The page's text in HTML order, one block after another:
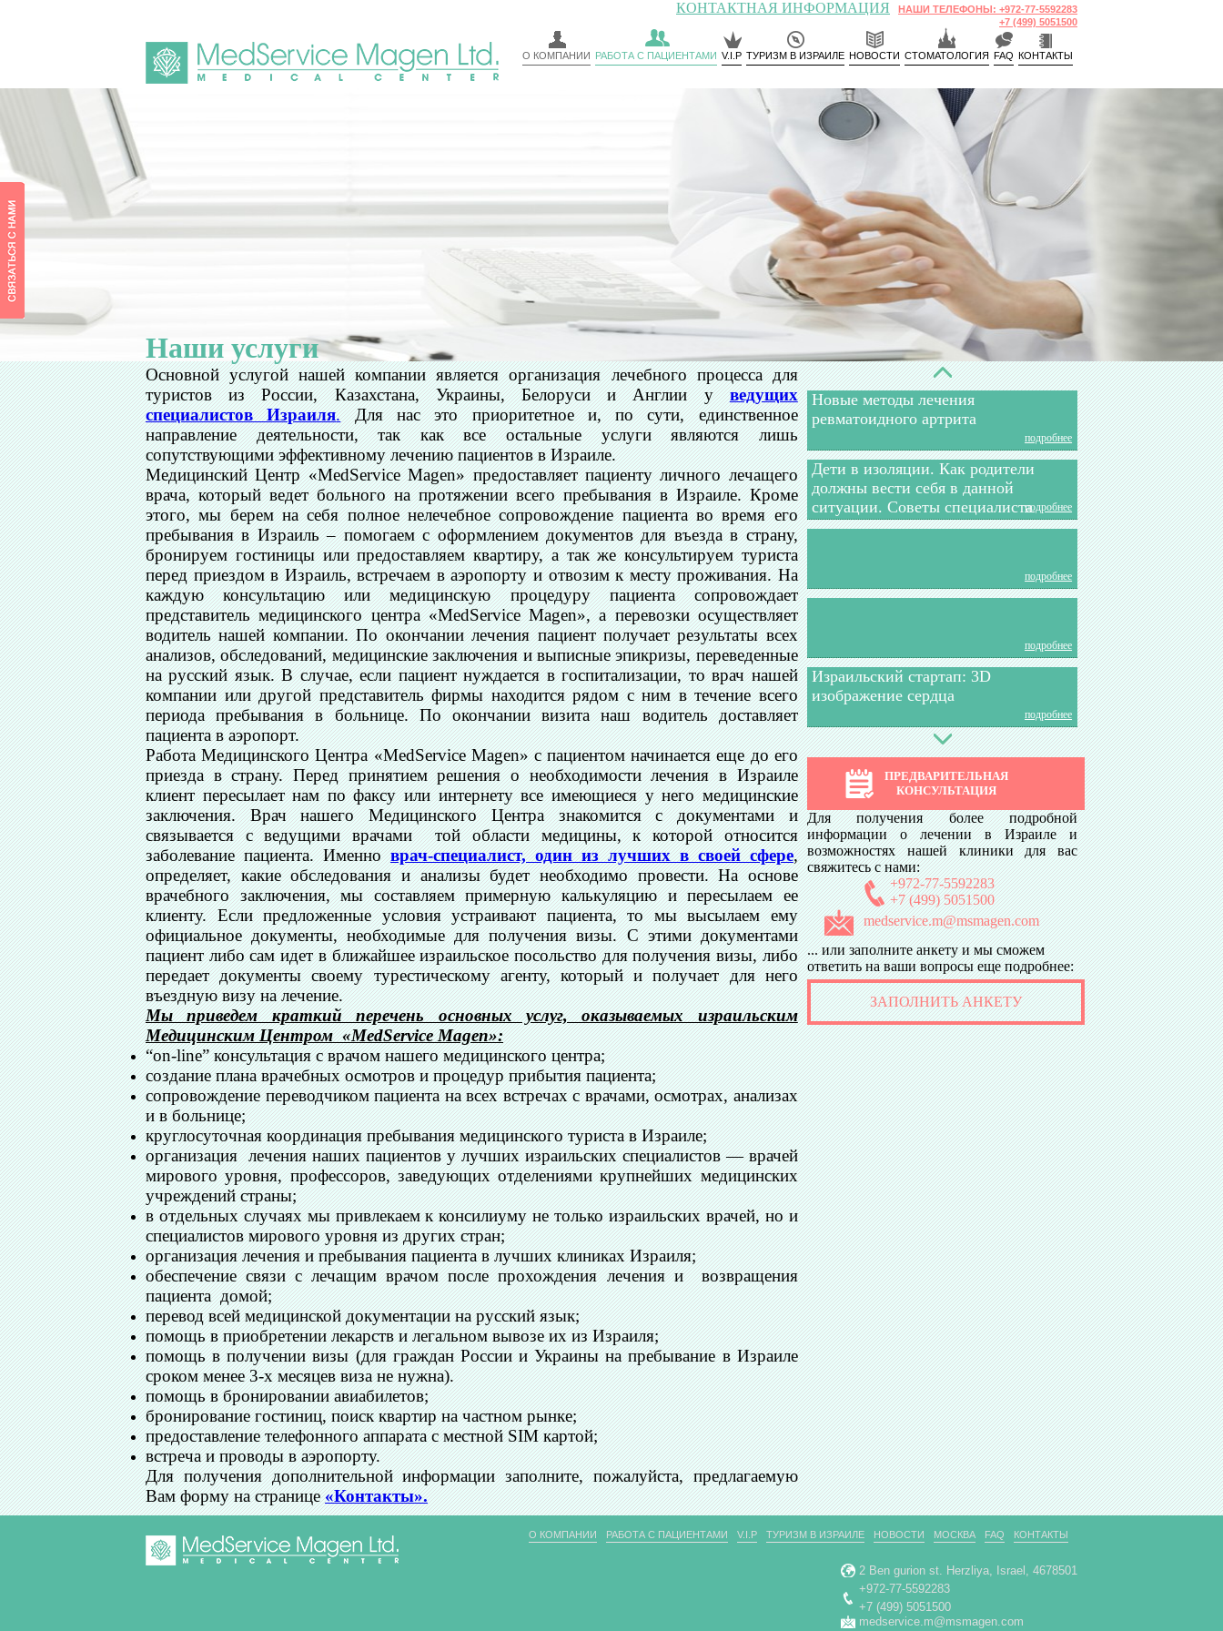
КОНТАКТНАЯ ИНФОРМАЦИЯ
НАШИ ТЕЛЕФОНЫ: +972-77-5592283
+7 (499) 5051500
О КОМПАНИИ РАБОТА С ПАЦИЕНТАМИ V.I.P ТУРИЗМ В ИЗРАИЛЕ НОВОСТИ СТОМАТОЛОГИЯ FAQ КОНТАКТЫ
Наши услуги
Основной услугой нашей компании является организация лечебного процесса для
туристов из России, Казахстана, Украины, Белоруси и Англии уведущих
специалистов Израиля.Для нас это приоритетное и, по сути, единственное
направление деятельности, так как все остальные услуги являются лишь
сопутствующими эффективному лечению пациентов в Израиле.
Медицинский Центр «MedService Magen» предоставляет пациенту личного лечащего
врача, который ведет больного на протяжении всего пребывания в Израиле. Кроме
этого, мы берем на себя полное нелечебное сопровождение пациента во время его
пребывания в Израиль – помогаем с оформлением документов для въезда в страну,
бронируем гостиницы или предоставляем квартиру, а так же консультируем туриста
перед приездом в Израиль, встречаем в аэропорту и отвозим к месту проживания. На
каждую консультацию или медицинскую процедуру пациента сопровождает
представитель медицинского центра «MedService Magen», а перевозки осуществляет
водитель нашей компании. По окончании лечения пациент получает результаты всех
анализов, обследований, медицинские заключения и выписные эпикризы, переведенные
на русский язык. В случае, если пациент нуждается в госпитализации, то врач нашей
компании или другой представитель фирмы находится рядом с ним в течение всего
периода пребывания в больнице. По окончании визита наш водитель доставляет
пациента в аэропорт.
Работа Медицинского Центра «MedService Magen» с пациентом начинается еще до его
приезда в страну. Перед принятием решения о необходимости лечения в Израиле
клиент пересылает нам по факсу или интернету все имеющиеся у него медицинские
заключения. Врач нашего Медицинского Центра знакомится с документами и
связывается с ведущими врачами той области медицины, к которой относится
заболевание пациента. Именноврач-специалист, один из лучших в своей сфере,
определяет, какие обследования и анализы будет необходимо провести. На основе
врачебного заключения, мы составляем примерную калькуляцию и пересылаем ее
клиенту. Если предложенные условия устраивают пациента, то мы высылаем ему
официальное документы, необходимые для получения визы. С этими документами
пациент либо сам идет в ближайшее израильское посольство для получения визы, либо
передает документы своему турестическому агенту, который и получает для него
въездную визу на лечение.
Мы приведем краткий перечень основных услуг, оказываемых израильским
Медицинским Центром «MedService Magen»:
“on-line” консультация с врачом нашего медицинского центра;
создание плана врачебных осмотров и процедур прибытия пациента;
сопровождение переводчиком пациента на всех встречах с врачами, осмотрах, анализах
и в больнице;
круглосуточная координация пребывания медицинского туриста в Израиле;
организация лечения наших пациентов у лучших израильских специалистов — врачей
мирового уровня, профессоров, заведующих отделениями крупнейших медицинских
учреждений страны;
в отдельных случаях мы привлекаем к консилиуму не только израильских врачей, но и
специалистов мирового уровня из других стран;
организация лечения и пребывания пациента в лучших клиниках Израиля;
обеспечение связи с лечащим врачом после прохождения лечения и возвращения
пациента домой;
перевод всей медицинской документации на русский язык;
помощь в приобретении лекарств и легальном вывозе их из Израиля;
помощь в получении визы (для граждан России и Украины на пребывание в Израиле
сроком менее 3-х месяцев виза не нужна).
помощь в бронировании авиабилетов;
бронирование гостиниц, поиск квартир на частном рынке;
предоставление телефонного аппарата с местной SIM картой;
встреча и проводы в аэропорту.
Для получения дополнительной информации заполните, пожалуйста, предлагаемую
Вам форму на странице«Контакты».
Новые методы лечения
ревматоидного артрита
подробнее
Дети в изоляции. Как родители
должны вести себя в данной
ситуации. Советы специалистаподробнее
подробнее
подробнее
Израильский стартап: 3D
изображение сердца
подробнее
Избавляемся от никотиновой
зависимости
Лекарство от волчанки
подробнее
Новое слово в диагностике и лечении
мелономы
подробнее
Лекарственные препараты по
лечению онкологии
подробнее
Препараты от гепатита С
подробнее
ПРЕДВАРИТЕЛЬНАЯ
КОНСУЛЬТАЦИЯ
Для получения более подробной
информации о лечении в Израиле и
возможностях нашей клиники для вас
свяжитесь с нами:
+972-77-5592283
+7 (499) 5051500
medservice.m@msmagen.com
... или заполните анкету и мы сможем
ответить на ваши вопросы еще подробнее:
ЗАПОЛНИТЬ АНКЕТУ
О КОМПАНИИ РАБОТА С ПАЦИЕНТАМИ V.I.P ТУРИЗМ В ИЗРАИЛЕ НОВОСТИ МОСКВА FAQ КОНТАКТЫ
2 Ben gurion st. Herzliya, Israel, 4678501
+972-77-5592283
+7 (499) 5051500
medservice.m@msmagen.com